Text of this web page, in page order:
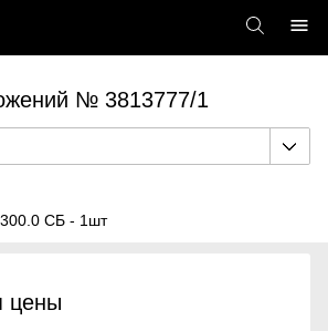
№ 3813777/1
СБ - 1шт
цены